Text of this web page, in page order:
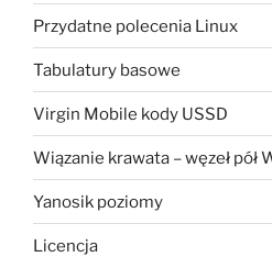
Przydatne polecenia Linux
Tabulatury basowe
Virgin Mobile kody USSD
Wiązanie krawata – węzeł pół
Yanosik poziomy
Licencja